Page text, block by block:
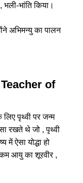
भली-भांति किया।
अभिमन्यु का पालन
Teacher of
पृथ्वी पर जन्म
रखते थे जो , पृथ्वी
ऐसा योद्धा हो
आयु का शूरवीर ,